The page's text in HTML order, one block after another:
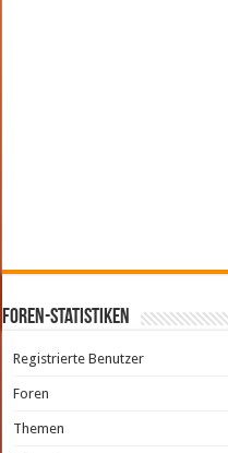
Foren-Statistiken
Registrierte Benutzer
Foren
Themen